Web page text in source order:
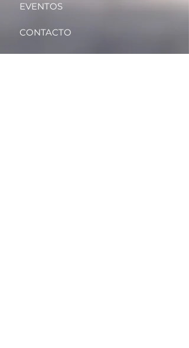
EVENTOS
CONTACTO
BLOG